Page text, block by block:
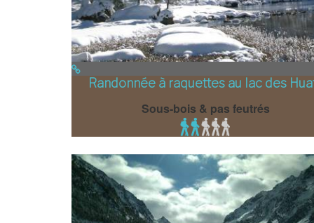
Randonnée à raquettes au lac des
Sous-bois & pas feutrés